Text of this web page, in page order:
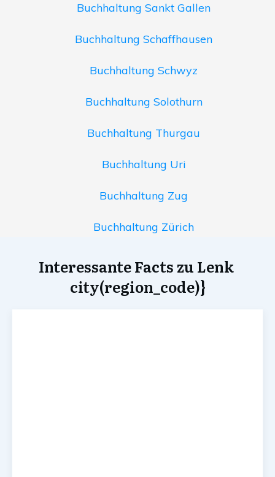
Buchhaltung Sankt Gallen
Buchhaltung Schaffhausen
Buchhaltung Schwyz
Buchhaltung Solothurn
Buchhaltung Thurgau
Buchhaltung Uri
Buchhaltung Zug
Buchhaltung Zürich
Interessante Facts zu Lenk
city(region_code)}